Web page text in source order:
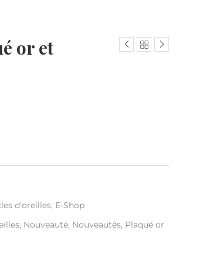
or et
d'oreilles, E-Shop
, Nouveauté, Nouveautés, Plaqué or